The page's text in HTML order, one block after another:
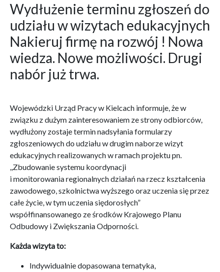
Wydłużenie terminu zgłoszeń do
udziału w wizytach edukacyjnych
Nakieruj firmę na rozwój ! Nowa
wiedza. Nowe możliwości. Drugi
nabór już trwa.
Wojewódzki Urząd Pracy w Kielcach informuje, że w
związku z dużym zainteresowaniem ze strony odbiorców,
wydłużony zostaje termin nadsyłania formularzy
zgłoszeniowych do udziału w drugim naborze wizyt
edukacyjnych realizowanych w ramach projektu pn.
,,Zbudowanie systemu koordynacji
i monitorowania regionalnych działań na rzecz kształcenia
zawodowego, szkolnictwa wyższego oraz uczenia się przez
całe życie, w tym uczenia siędorosłych”
współfinansowanego ze środków Krajowego Planu
Odbudowy i Zwiększania Odporności.
Każda wizyta to:
Indywidualnie dopasowana tematyka,